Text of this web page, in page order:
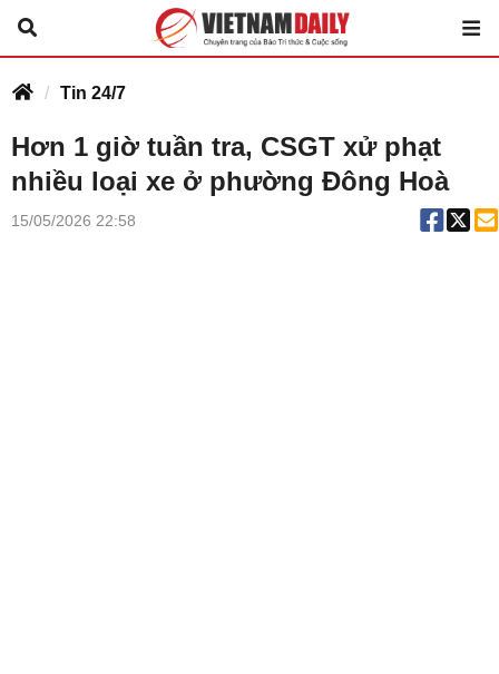
Tin 24/7
Hơn 1 giờ tuần tra, CSGT xử phạt
nhiều loại xe ở phường Đông Hoà
15/05/2026 22:58